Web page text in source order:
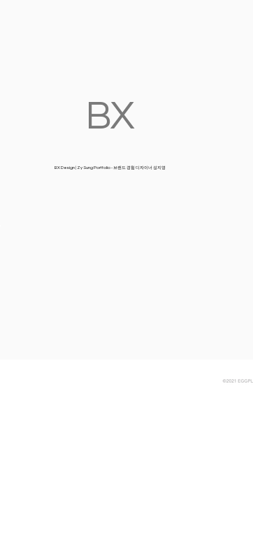
BX
BX Design | Zy Sung Portfolio - 브랜드 경험 디자이너 성지영